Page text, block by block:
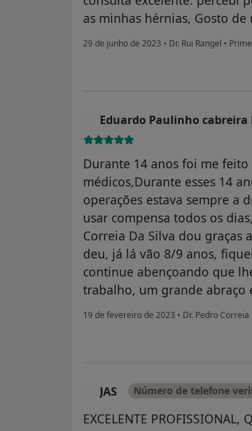
as minhas hérnias, Gosto
29 de junho de 2023 • Dr. Rui Rangel •
Eduardo Paulinho cabreira
Durante 14 anos foi me
médicos,Durante esses 14
operações estava sempre a
usar compensa todos os
Correia Da Silva dou graças
deu, já lá vão 8/9 anos,
continue abençoando que
trabalho, um grande abraço
19 de fevereiro de 2023 • Dr. Pedro Correia
JAS Número de telefone
EXCELENTE PROFISSIONAL,